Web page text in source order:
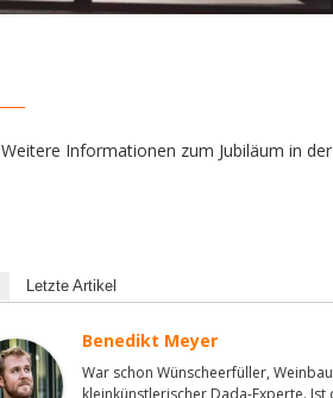
Weitere Informationen zum Jubiläum in der
Letzte Artikel
Benedikt Meyer
War schon Wünscheerfüller,